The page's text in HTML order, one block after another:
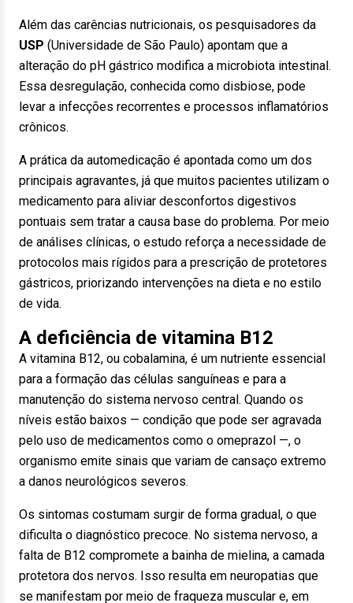
Além das carências nutricionais, os pesquisadores da
USP (Universidade de São Paulo) apontam que a
alteração do pH gástrico modifica a microbiota intestinal.
Essa desregulação, conhecida como disbiose, pode
levar a infecções recorrentes e processos inflamatórios
crônicos.
A prática da automedicação é apontada como um dos
principais agravantes, já que muitos pacientes utilizam o
medicamento para aliviar desconfortos digestivos
pontuais sem tratar a causa base do problema. Por meio
de análises clínicas, o estudo reforça a necessidade de
protocolos mais rígidos para a prescrição de protetores
gástricos, priorizando intervenções na dieta e no estilo
de vida.
A deficiência de vitamina B12
A vitamina B12, ou cobalamina, é um nutriente essencial
para a formação das células sanguíneas e para a
manutenção do sistema nervoso central. Quando os
níveis estão baixos — condição que pode ser agravada
pelo uso de medicamentos como o omeprazol —, o
organismo emite sinais que variam de cansaço extremo
a danos neurológicos severos.
Os sintomas costumam surgir de forma gradual, o que
dificulta o diagnóstico precoce. No sistema nervoso, a
falta de B12 compromete a bainha de mielina, a camada
protetora dos nervos. Isso resulta em neuropatias que
se manifestam por meio de fraqueza muscular e, em